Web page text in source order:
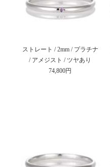
ストレート / 2mm / プラチナ
/ アメジスト / ツヤあり
74,800円